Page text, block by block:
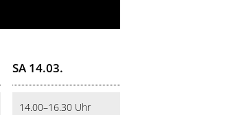
SA 14.03.
14.00–16.30 Uhr